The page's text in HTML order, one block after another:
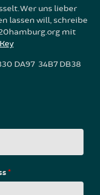
Wer uns lieber
lassen will, schreibe
mit
DA97 34B7 DB38
*